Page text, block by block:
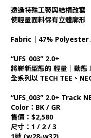
透過特殊工藝與結構改寫
使輕量面料保有立體廓形
Fabric｜47%
“UFS_003” 2.0+
將嶄新型態的 輕量｜動態
全系列以 TECH TEE、
“UFS_003” 2.0+ Track
Color：BK / GR
售價：$2,580
尺寸：1 / 2 / 3